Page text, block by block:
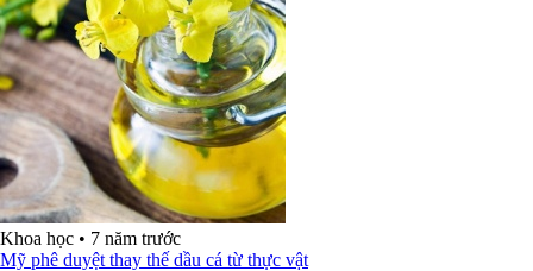
Khoa học • 7 năm trước
Mỹ phê duyệt thay thế dầu cá từ thực vật